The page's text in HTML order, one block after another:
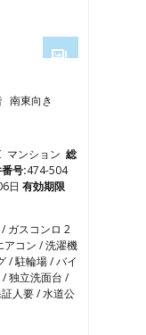
6
7
8
10
11
12
13
14
南東向き
マンション 総
号:474-504
日 有効期限
ガスコンロ 2
アコン / 洗濯機
/ 駐輪場 / バイ
独立洗面台 /
人要 / 水道公